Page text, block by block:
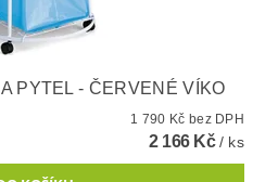
PYTEL - ČERVENÉ VÍKO
1 790 Kč bez DPH
2 166 Kč/ ks